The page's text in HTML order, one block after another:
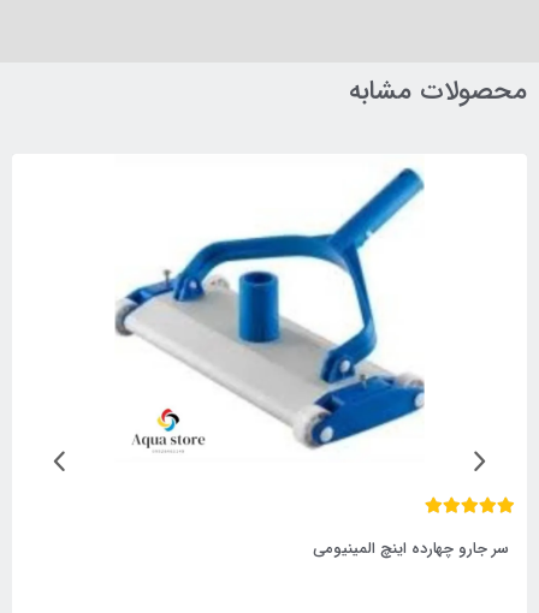
محصولات مشابه
سر جارو چهارده اینچ المینیومی